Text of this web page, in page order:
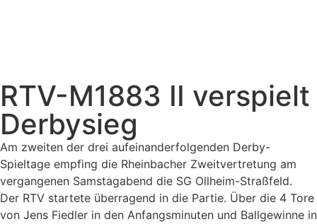
RTV-M1883 II verspielt
Derbysieg
Am zweiten der drei aufeinanderfolgenden Derby-
Spieltage empfing die Rheinbacher Zweitvertretung am
vergangenen Samstagabend die SG Ollheim-Straßfeld.
Der RTV startete überragend in die Partie. Über die 4 Tore
von Jens Fiedler in den Anfangsminuten und Ballgewinne in